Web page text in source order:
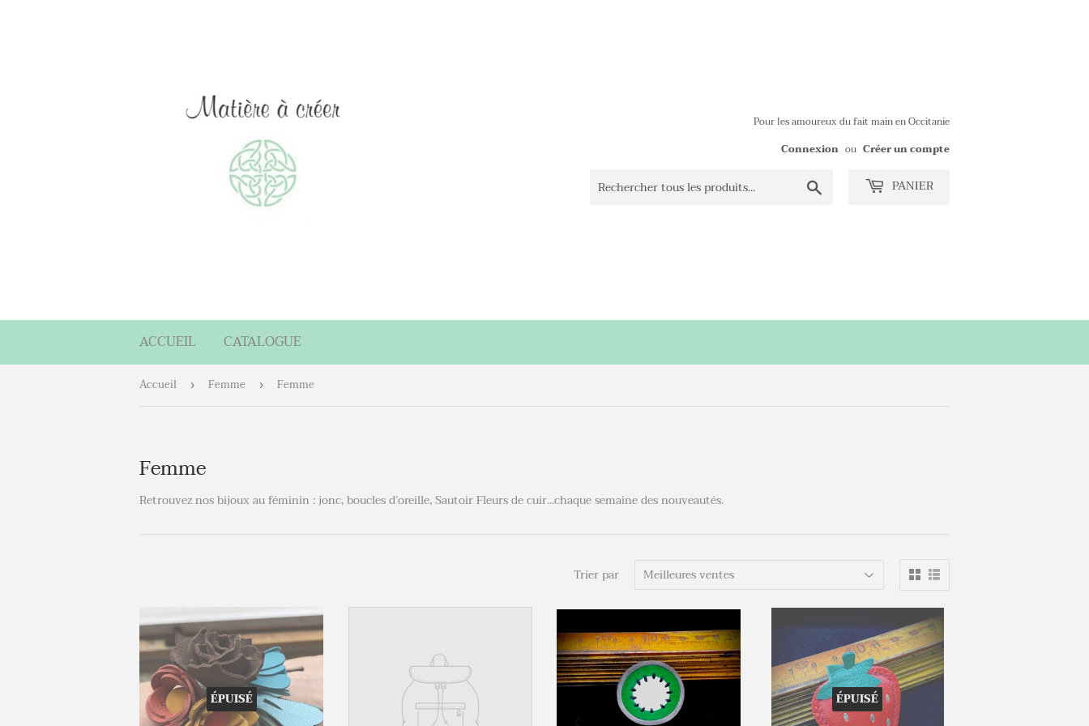
Pour les amoureux du fait main en Occitanie
Connexion ou Créer un compte
Chercher PANIER
ACCUEIL CATALOGUE
Accueil › Femme › Femme
Femme
Retrouvez nos bijoux au féminin : jonc, boucles d’oreille, Sautoir Fleurs de cuir...chaque semaine des nouveautés.
Trier par
ÉPUISÉ ÉPUISÉ